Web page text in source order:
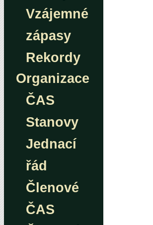
Vzájemné
zápasy
Rekordy
Organizace
ČAS
Stanovy
Jednací
řád
Členové
ČAS